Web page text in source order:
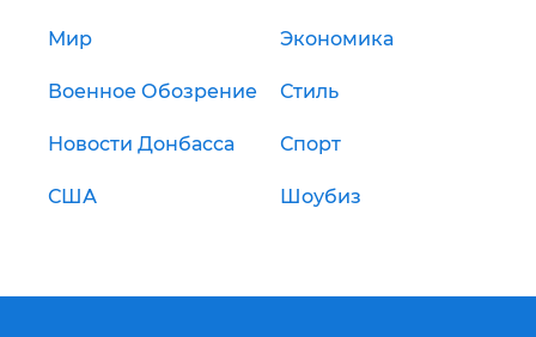
Мир Экономика
Военное Обозрение Стиль
Новости Донбасса Спорт
США Шоубиз